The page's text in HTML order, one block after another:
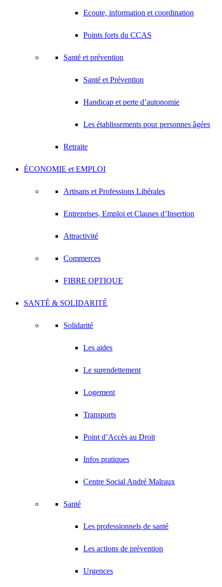
Ecoute, information et coordination
Points forts du CCAS
Santé et prévention
Santé et Prévention
Handicap et perte d’autonomie
Les établissements pour personnes âgées
Retraite
ÉCONOMIE et EMPLOI
Artisans et Professions Libérales
Entreprises, Emploi et Clauses d’Insertion
Attractivité
Commerces
FIBRE OPTIQUE
SANTÉ & SOLIDARITÉ
Solidarité
Les aides
Le surendettement
Logement
Transports
Point d’Accès au Droit
Infos pratiques
Centre Social André Malraux
Santé
Les professionnels de santé
Les actions de prévention
Urgences